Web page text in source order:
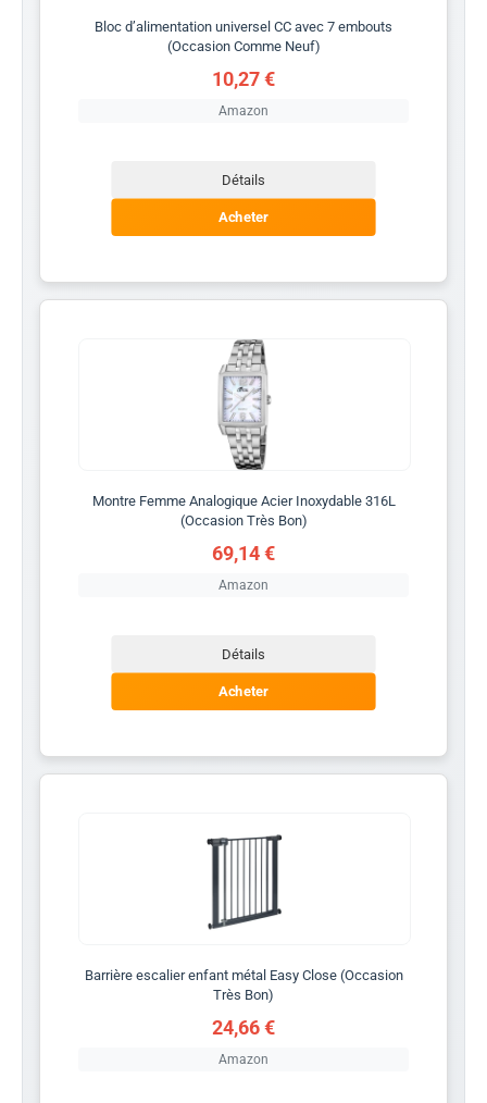
Bloc d’alimentation universel CC avec 7 embouts
(Occasion Comme Neuf)
10,27 €
Amazon
Détails
Acheter
Montre Femme Analogique Acier Inoxydable 316L
(Occasion Très Bon)
69,14 €
Amazon
Détails
Acheter
Barrière escalier enfant métal Easy Close (Occasion
Très Bon)
24,66 €
Amazon